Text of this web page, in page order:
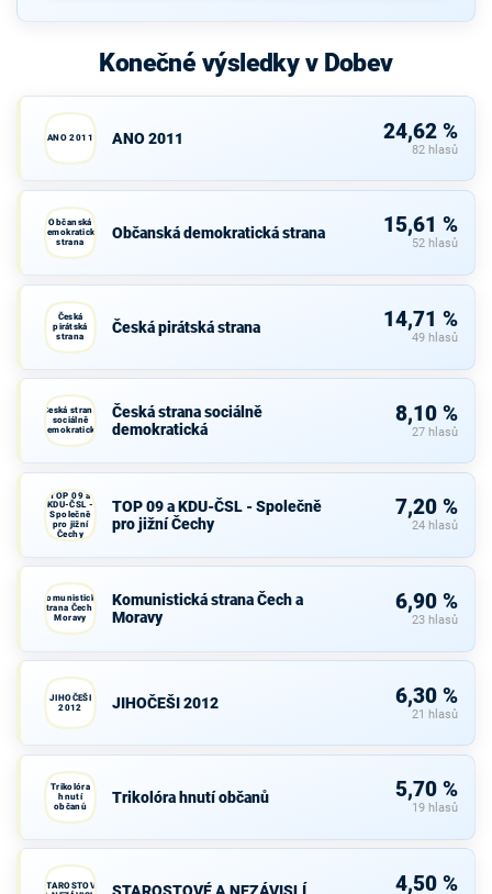
Konečné výsledky v Dobev
ANO 2011 ANO 2011 24,62 %
82 hlasů
Občanská
demokratická
strana
Občanská demokratická strana 15,61 %
52 hlasů
Česká
pirátská
strana
Česká pirátská strana 14,71 %
49 hlasů
Česká strana
sociálně
demokratická
Česká strana sociálně
demokratická
8,10 %
27 hlasů
TOP 09 a
KDU-ČSL -
Společně
pro jižní
Čechy
TOP 09 a KDU-ČSL - Společně
pro jižní Čechy
7,20 %
24 hlasů
Komunistická
strana Čech a
Moravy
Komunistická strana Čech a
Moravy
6,90 %
23 hlasů
JIHOČEŠI
2012
JIHOČEŠI 2012 6,30 %
21 hlasů
Trikolóra
hnutí
občanů
Trikolóra hnutí občanů 5,70 %
19 hlasů
STAROSTOVÉ
4,50 %